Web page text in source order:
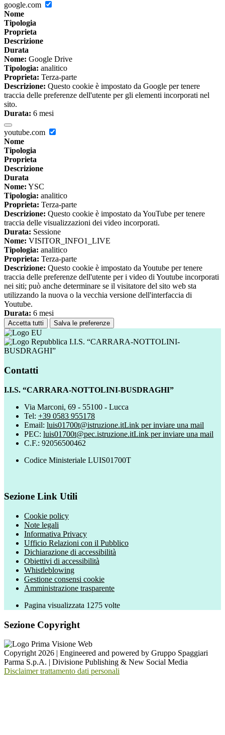
google.com
Nome
Tipologia
Proprieta
Descrizione
Durata
Nome: Google Drive
Tipologia: analitico
Proprieta: Terza-parte
Descrizione: Questo cookie è impostato da Google per tenere
traccia delle preferenze dell'utente per gli elementi incorporati nel
sito.
Durata: 6 mesi
youtube.com
Nome
Tipologia
Proprieta
Descrizione
Durata
Nome: YSC
Tipologia: analitico
Proprieta: Terza-parte
Descrizione: Questo cookie è impostato da YouTube per tenere
traccia delle visualizzazioni dei video incorporati.
Durata: Sessione
Nome: VISITOR_INFO1_LIVE
Tipologia: analitico
Proprieta: Terza-parte
Descrizione: Questo cookie è impostato da Youtube per tenere
traccia delle preferenze dell'utente per i video di Youtube incorporati
nei siti; può anche determinare se il visitatore del sito web sta
utilizzando la nuova o la vecchia versione dell'interfaccia di
Youtube.
Durata: 6 mesi
Accetta tutti Salva le preferenze
I.I.S. “CARRARA-NOTTOLINI-
BUSDRAGHI”
Contatti
I.I.S. “CARRARA-NOTTOLINI-BUSDRAGHI”
Via Marconi, 69 - 55100 - Lucca
Tel: +39 0583 955178
Email: luis01700t@istruzione.itLink per inviare una mail
PEC: luis01700t@pec.istruzione.itLink per inviare una mail
C.F.: 92056500462
Codice Ministeriale LUIS01700T
Sezione Link Utili
Cookie policy
Note legali
Informativa Privacy
Ufficio Relazioni con il Pubblico
Dichiarazione di accessibilità
Obiettivi di accessibilità
Whistleblowing
Gestione consensi cookie
Amministrazione trasparente
Pagina visualizzata 1275 volte
Sezione Copyright
Copyright 2026 | Engineered and powered by Gruppo Spaggiari
Parma S.p.A. | Divisione Publishing & New Social Media
Disclaimer trattamento dati personali